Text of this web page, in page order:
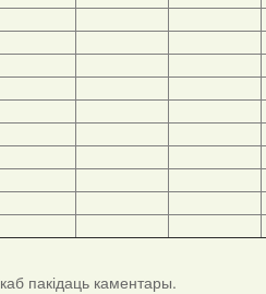
каб пакідаць каментары.